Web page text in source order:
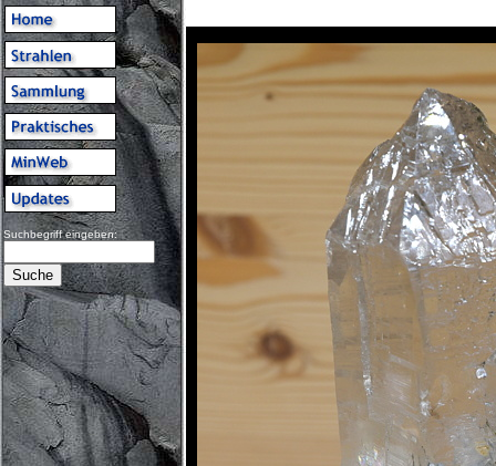
Suchbegriff eingeben: